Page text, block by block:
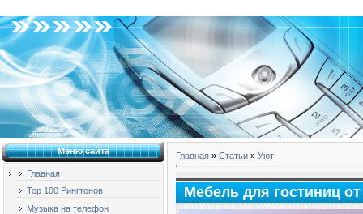
Меню сайта
Главная
Top 100 Рингтонов
Музыка на телефон
Главная » Статьи » Уют
Мебель для гостиниц